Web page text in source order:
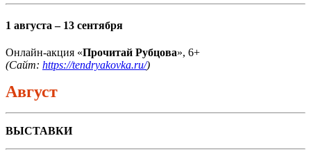
1 августа – 13 сентября
Онлайн-акция «Прочитай Рубцова», 6+
(Сайт: https://tendryakovka.ru/)
Август
ВЫСТАВКИ